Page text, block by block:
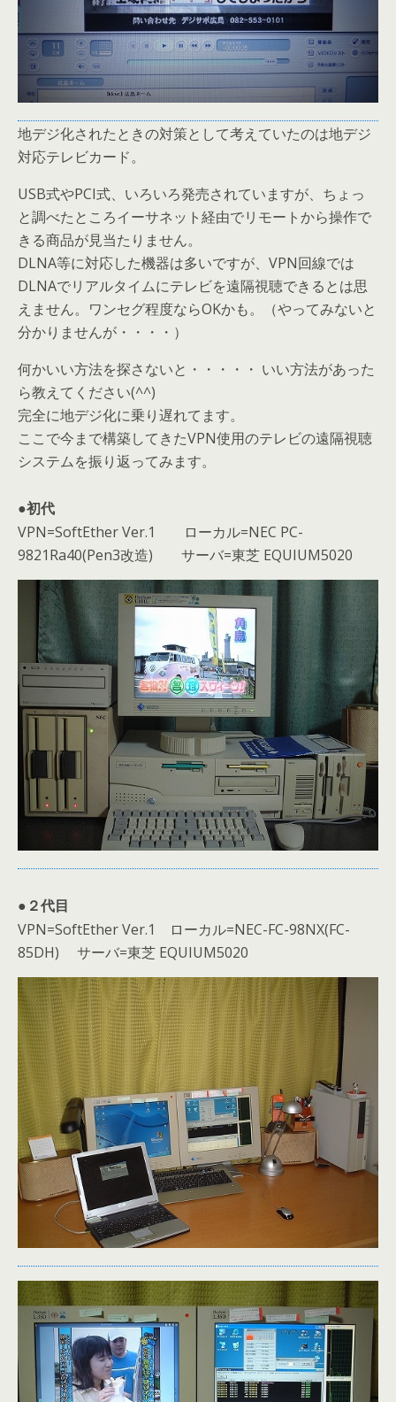
地デジ化されたときの対策として考えていたのは地デジ
対応テレビカード。
USB式やPCI式、いろいろ発売されていますが、ちょっ
と調べたところイーサネット経由でリモートから操作で
きる商品が見当たりません。
DLNA等に対応した機器は多いですが、VPN回線では
DLNAでリアルタイムにテレビを遠隔視聴できるとは思
えません。ワンセグ程度ならOKかも。（やってみないと
分かりませんが・・・・）
何かいい方法を探さないと・・・・・ いい方法があった
ら教えてください(^^)
完全に地デジ化に乗り遅れてます。
ここで今まで構築してきたVPN使用のテレビの遠隔視聴
システムを振り返ってみます。
●初代
VPN=SoftEther Ver.1 ローカル=NEC PC-
9821Ra40(Pen3改造) サーバ=東芝 EQUIUM5020
●２代目
VPN=SoftEther Ver.1 ローカル=NEC-FC-98NX(FC-
85DH) サーバ=東芝 EQUIUM5020